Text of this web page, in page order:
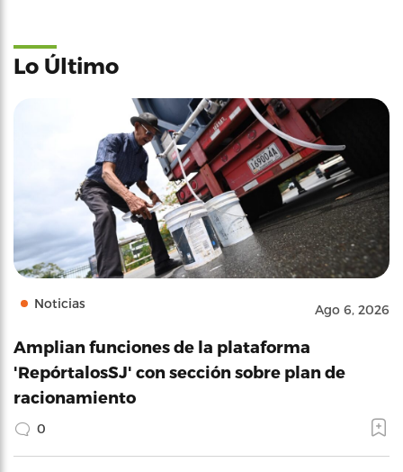
Lo Último
Noticias Ago 6, 2026
Amplian funciones de la plataforma
'RepórtalosSJ' con sección sobre plan de
racionamiento
0